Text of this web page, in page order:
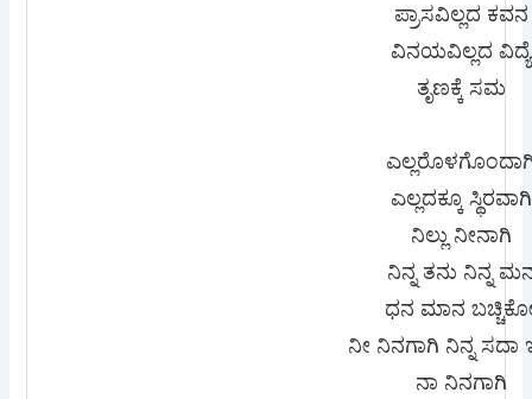
ಪ್ರಾಸವಿಲ್ಲದ ಕವನ
ವಿನಯವಿಲ್ಲದ ವಿದ್ಯೆ
ತೃಣಕ್ಕೆ ಸಮ
ಎಲ್ಲದಕ್ಕೂ ಸ್ಥಿರವಾಗಿ
ನಿಲ್ಲು ನೀನಾಗಿ
ನಿನ್ನ ತನು ನಿನ್ನ
ಧನ ಮಾನ
ನೀ ನಿನಗಾಗಿ ನಿನ್ನ ಸದಾ
ನಾ ನಿನಗಾಗಿ